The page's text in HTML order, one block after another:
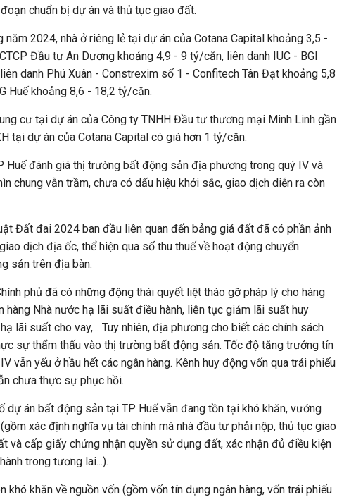
chuẩn bị dự án và thủ tục giao đất.
năm 2024, nhà ở riêng lẻ tại dự án của Cotana Capital khoảng 3,5 -
Đầu tư An Dương khoảng 4,9 - 9 tỷ/căn, liên danh IUC - BGI
danh Phú Xuân - Constrexim số 1 - Confitech Tân Đạt khoảng 5,8
Huế khoảng 8,6 - 18,2 tỷ/căn.
cư tại dự án của Công ty TNHH Đầu tư thương mại Minh Linh gần
tại dự án của Cotana Capital có giá hơn 1 tỷ/căn.
Huế đánh giá thị trường bất động sản địa phương trong quý IV và
chung vẫn trầm, chưa có dấu hiệu khởi sắc, giao dịch diễn ra còn
Đất đai 2024 ban đầu liên quan đến bảng giá đất đã có phần ảnh
dịch địa ốc, thể hiện qua số thu thuế về hoạt động chuyển
sản trên địa bàn.
phủ đã có những động thái quyết liệt tháo gỡ pháp lý cho hàng
hàng Nhà nước hạ lãi suất điều hành, liên tục giảm lãi suất huy
lãi suất cho vay,... Tuy nhiên, địa phương cho biết các chính sách
sự thẩm thấu vào thị trường bất động sản. Tốc độ tăng trưởng tín
vẫn yếu ở hầu hết các ngân hàng. Kênh huy động vốn qua trái phiếu
chưa thực sự phục hồi.
dự án bất động sản tại TP Huế vẫn đang tồn tại khó khăn, vướng
xác định nghĩa vụ tài chính mà nhà đầu tư phải nộp, thủ tục giao
và cấp giấy chứng nhận quyền sử dụng đất, xác nhận đủ điều kiện
trong tương lai...).
khó khăn về nguồn vốn (gồm vốn tín dụng ngân hàng, vốn trái phiếu